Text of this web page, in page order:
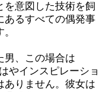
を意図した技術を飼
あるすべての偶発事
男、この場合は
やインスピレーショ
ありません。彼女は